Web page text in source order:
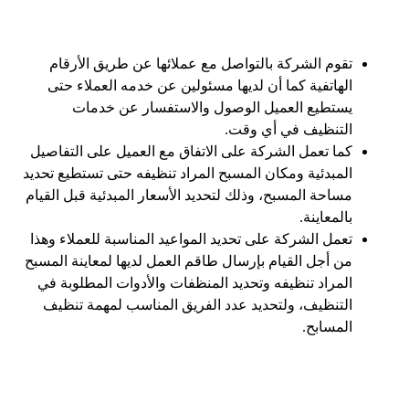
تقوم الشركة بالتواصل مع عملائها عن طريق الأرقام
الهاتفية كما أن لديها مسئولين عن خدمه العملاء حتى
يستطيع العميل الوصول والاستفسار عن خدمات
التنظيف في أي وقت.
كما تعمل الشركة على الاتفاق مع العميل على التفاصيل
المبدئية ومكان المسبح المراد تنظيفه حتى تستطيع تحديد
مساحة المسبح، وذلك لتحديد الأسعار المبدئية قبل القيام
بالمعاينة.
تعمل الشركة على تحديد المواعيد المناسبة للعملاء وهذا
من أجل القيام بإرسال طاقم العمل لديها لمعاينة المسبح
المراد تنظيفه وتحديد المنظفات والأدوات المطلوبة في
التنظيف، ولتحديد عدد الفريق المناسب لمهمة تنظيف
المسابح.